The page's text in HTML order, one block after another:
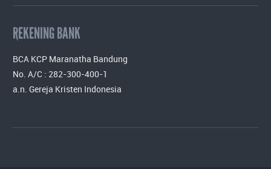
REKENING BANK
BCA KCP Maranatha Bandung
No. A/C : 282-300-400-1
a.n. Gereja Kristen Indonesia